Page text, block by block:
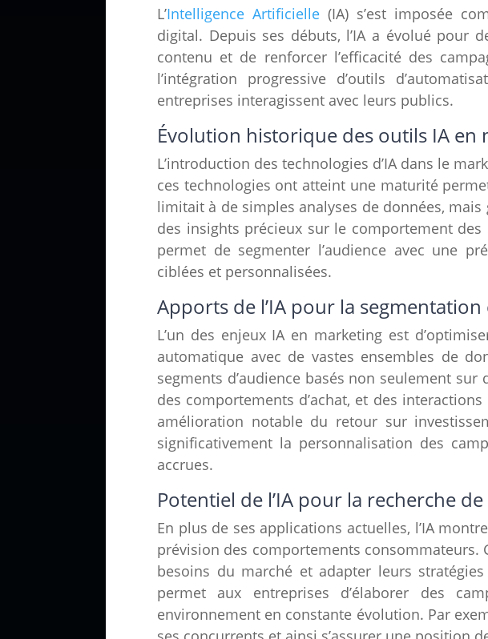
L’Intelligence Artificielle (IA) s’est imposée
digital. Depuis ses débuts, l’IA a évolué pour
contenu et de renforcer l’efficacité des
l’intégration progressive d’outils
entreprises interagissent avec leurs publics.
Évolution historique des outils IA en
L’introduction des technologies d’IA dans le
ces technologies ont atteint une maturité
limitait à de simples analyses de données,
des insights précieux sur le comportement des
permet de segmenter l’audience avec une
ciblées et personnalisées.
Apports de l’IA pour la segmentation
L’un des enjeux IA en marketing est
automatique avec de vastes ensembles de
segments d’audience basés non seulement
des comportements d’achat, et des
amélioration notable du retour sur
significativement la personnalisation des
accrues.
Potentiel de l’IA pour la recherche
En plus de ses applications actuelles, l’IA
prévision des comportements consommateurs.
besoins du marché et adapter leurs
permet aux entreprises d’élaborer des
environnement en constante évolution. Par